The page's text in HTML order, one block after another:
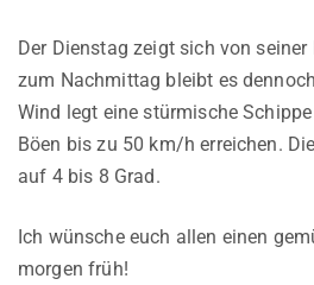
Der Dienstag zeigt sich von seiner
zum Nachmittag bleibt es
Wind legt eine stürmische
Böen bis zu 50 km/h erreichen.
auf 4 bis 8 Grad.
Ich wünsche euch allen einen
morgen früh!